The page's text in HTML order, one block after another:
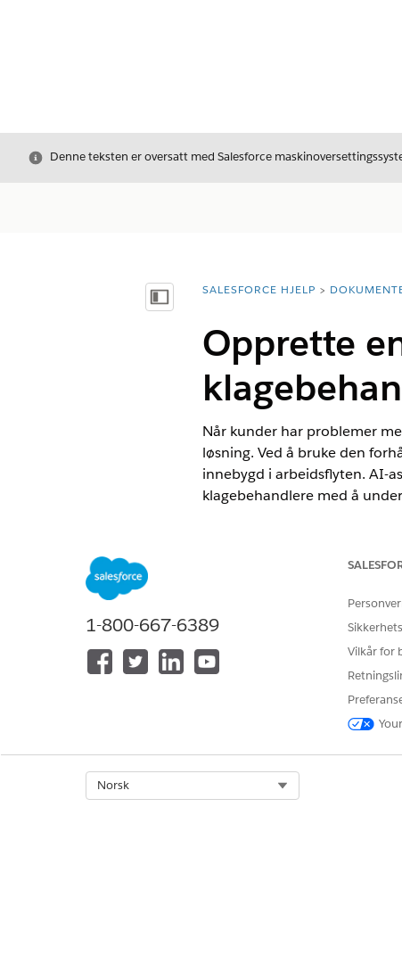
Avslutt
Denne teksten er oversatt med Salesforce
Vis innholdsfortegnelse
Du er her:
SALESFORCE HJELP
Opprette
Når kunder har problemer
løsning. Ved å bruke den
innebygd i arbeidsflyten. AI-
klagebehandlere med å
Tilgjengelig i Lightning
Professional,
Agentforce 1 Financial
NØDVENDIG BRUKERTILLATELSE
For å konfigurere
For å bruke Agentforce:
1-800-667-6389
Vilkår for
Norsk